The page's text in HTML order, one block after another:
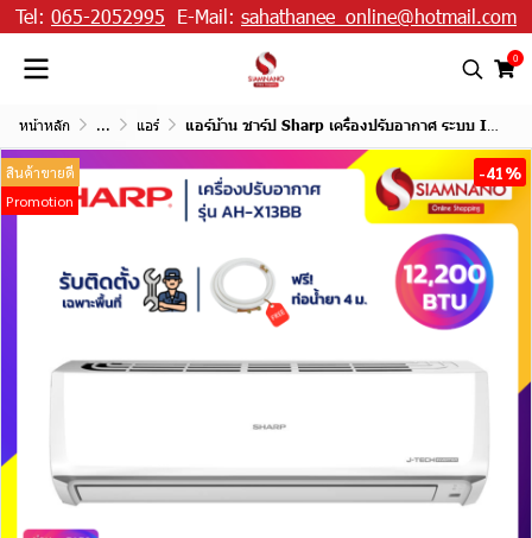
Tel: 065-2052995 E-Mail: sahathanee_online@hotmail.com
0
หน้าหลัก ... แอร์ แอร์บ้าน ชาร์ป Sharp เครื่องปรับอากาศ ระบบ Inverter รุ่น AH-X13BB 12,200 BTU
สินค้าขายดี
Promotion
-41%